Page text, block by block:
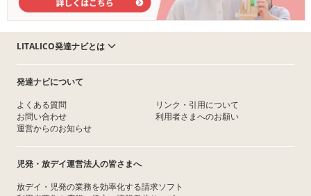
LITALICO発達ナビとは
発達ナビについて
よくある質問
お問い合わせ
運営からのお知らせ
リンク・引用について
利用者さまへのお願い
児発・放デイ運営法人の皆さまへ
放デイ・児発の業務を効率化する請求ソフト